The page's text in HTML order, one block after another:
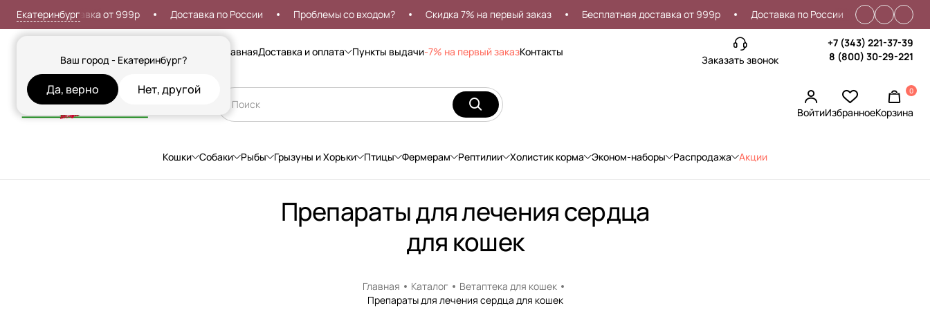
Екатеринбург
Ваш город - Екатеринбург?
Да, верно Нет, другой
доставка от 999р Доставка по России Проблемы со входом? Скидка 7% на первый заказ Бесплатная доставка от 999р Доставка по России Проблемы со
ГлавнаяДоставка и оплата Пункты выдачи-7% на первый заказКонтакты
Заказать звонок
+7 (343) 221-37-39
8 (800) 30-29-221
ВойтиИзбранное
0
Корзина
Кошки Собаки Рыбы Грызуны и Хорьки Птицы Фермерам Рептилии Холистик корма Эконом-наборы Распродажа Акции
Препараты для лечения сердца
для кошек
Главная Каталог
Ветаптека для кошек
Препараты для лечения сердца для кошек